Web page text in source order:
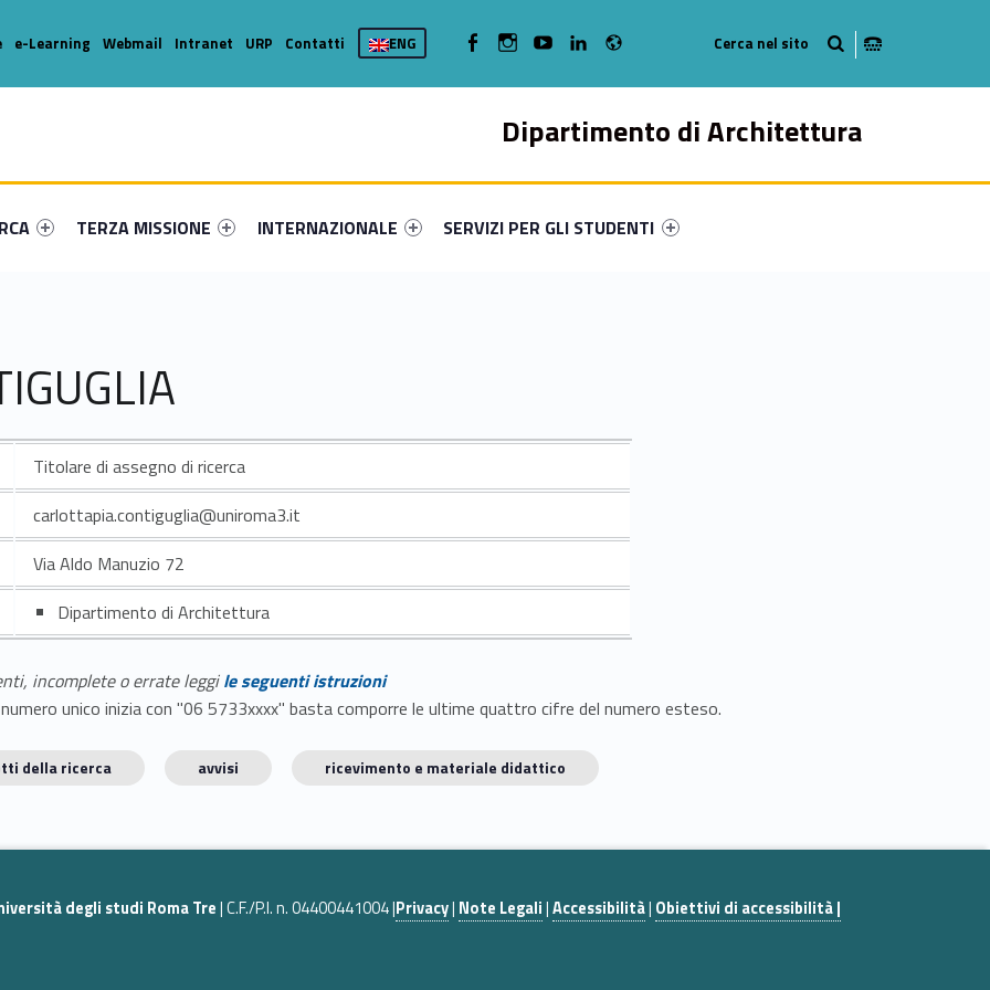
Dipartimento di Architettura
primary-41025-16
#link-menu-primary-78970-36
Link identifier #link-menu-primary-33687-46
TERZA MISSIONE
Link identifier #link-menu-primary-8207-49
INTERNAZIONALE
Link identifier #link-menu-primary-4962-57
SERVIZI PER GLI STUDENTI
e-Learning Webmail Intranet URP Contatti ENG WebMan on FacebookWebMan on Instagram
WebMan on YoutubeWebMan on Linkedin
Titolare di assegno di ricerca
carlottapia.contiguglia@uniroma3.it
Via Aldo Manuzio 72
Dipartimento di Architettura
incomplete o errate leggile seguenti istruzioni
unico inizia con "06 5733xxxx" basta comporre le ultime quattro cifre del numero esteso.
della ricerca avvisi ricevimento e materiale didattico
degli studi Roma Tre| C.F./P.I. n. 04400441004 |Privacy| Note Legali|Accessibilità| Obiettivi di accessibilità |